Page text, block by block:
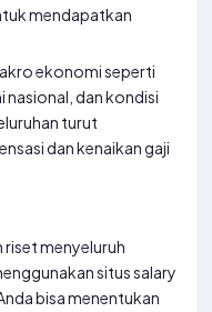
mendapatkan
ekonomi seperti
dan kondisi
turut
dan kenaikan gaji
riset menyeluruh
situs salary
bisa menentukan